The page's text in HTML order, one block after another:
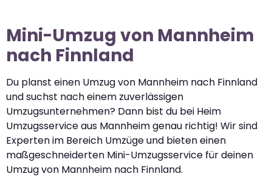
Mini-Umzug von Mannheim
nach Finnland
Du planst einen Umzug von Mannheim nach Finnland
und suchst nach einem zuverlässigen
Umzugsunternehmen? Dann bist du bei Heim
Umzugsservice aus Mannheim genau richtig! Wir sind
Experten im Bereich Umzüge und bieten einen
maßgeschneiderten Mini-Umzugsservice für deinen
Umzug von Mannheim nach Finnland.